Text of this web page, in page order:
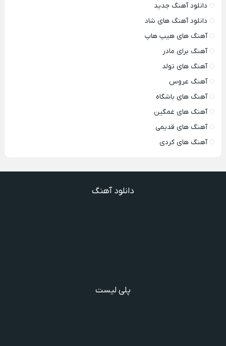
دانلود آهنگ جدید
دانلود آهنگ های شاد
آهنگ های هیپ هاپ
آهنگ برای مادر
آهنگ های تولد
آهنگ عروس
آهنگ های باشگاه
آهنگ های غمگین
آهنگ های قدیمی
آهنگ های کردی
دانلود آهنگ
پلی لیست